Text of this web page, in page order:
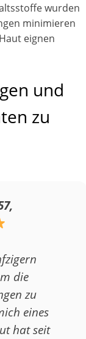
wurden
minimieren
eignen
und
zu
die
zu
eines
hat seit